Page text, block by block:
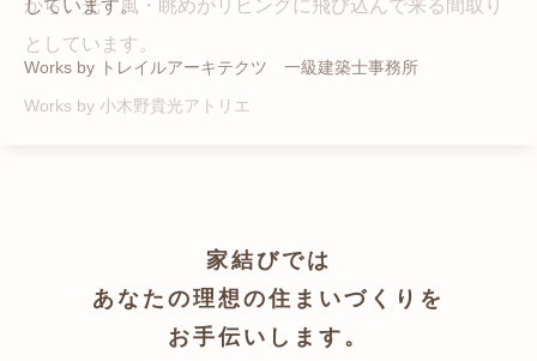
から、光・風・眺めがリビングに飛び込んで来る間取り
としています。
Works by 小木野貴光アトリエ
しています。
Works by トレイルアーキテクツ 一級建築士事務所
家結びでは
あなたの理想の住まいづくりを
お手伝いします。